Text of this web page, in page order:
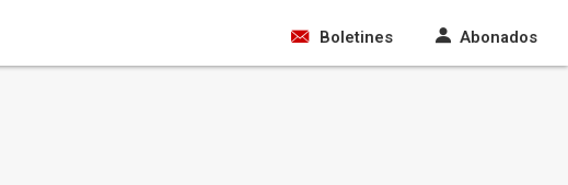
Boletines Abonados